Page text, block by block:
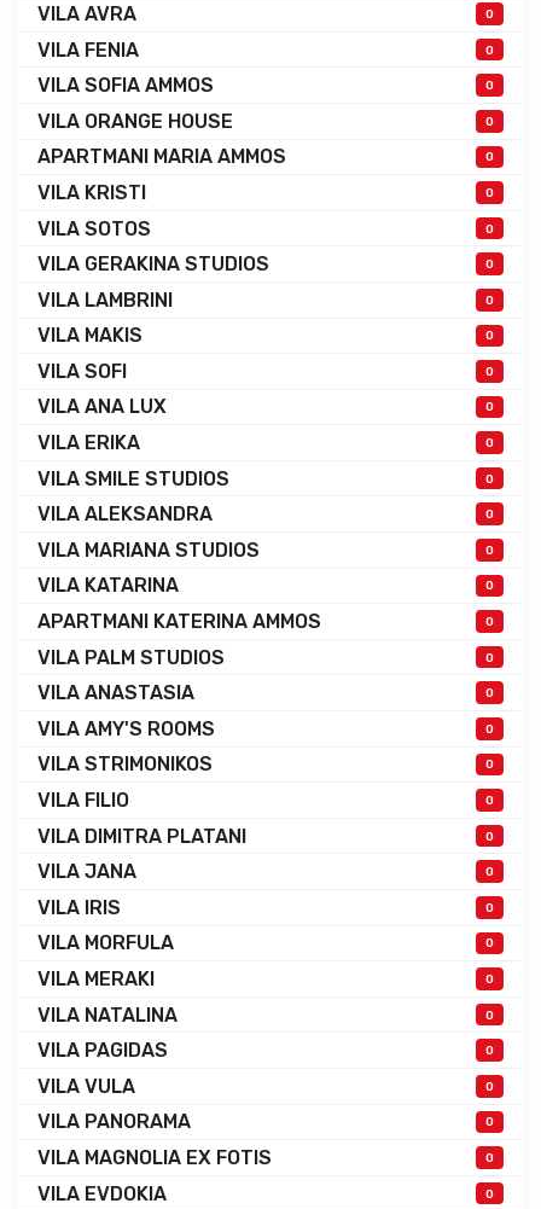
VILA AVRA 0
VILA FENIA 0
VILA SOFIA AMMOS 0
VILA ORANGE HOUSE 0
APARTMANI MARIA AMMOS 0
VILA KRISTI 0
VILA SOTOS 0
VILA GERAKINA STUDIOS 0
VILA LAMBRINI 0
VILA MAKIS 0
VILA SOFI 0
VILA ANA LUX 0
VILA ERIKA 0
VILA SMILE STUDIOS 0
VILA ALEKSANDRA 0
VILA MARIANA STUDIOS 0
VILA KATARINA 0
APARTMANI KATERINA AMMOS 0
VILA PALM STUDIOS 0
VILA ANASTASIA 0
VILA AMY'S ROOMS 0
VILA STRIMONIKOS 0
VILA FILIO 0
VILA DIMITRA PLATANI 0
VILA JANA 0
VILA IRIS 0
VILA MORFULA 0
VILA MERAKI 0
VILA NATALINA 0
VILA PAGIDAS 0
VILA VULA 0
VILA PANORAMA 0
VILA MAGNOLIA EX FOTIS 0
VILA EVDOKIA 0